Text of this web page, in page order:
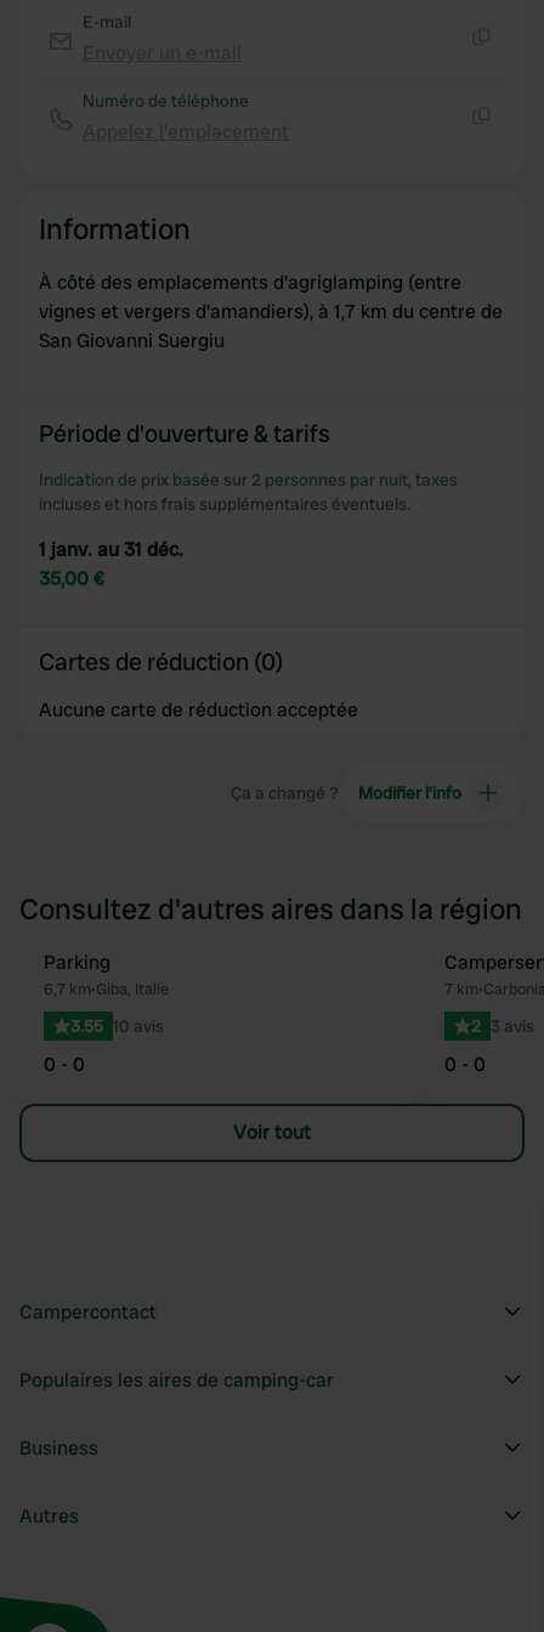
E-mail
Numéro de téléphone
Information
À côté des emplacements d'agriglamping (entre
vignes et vergers d'amandiers), à 1,7 km du centre de
San Giovanni Suergiu
Période d'ouverture & tarifs
Indication de prix basée sur 2 personnes par nuit, taxes
incluses et hors frais supplémentaires éventuels.
1 janv. au 31 déc.
35,00 €
Cartes de réduction (0)
Aucune carte de réduction acceptée
Ça a changé ? Modifier l’info
Consultez d'autres aires dans la région
Préféré
Parking
6,7 km•Giba, Italie
3.55 10 avis
0 - 0
7 km•
2 3 avis
0 - 0
Voir tout
Campercontact
Populaires les aires de camping-car
Business
Autres